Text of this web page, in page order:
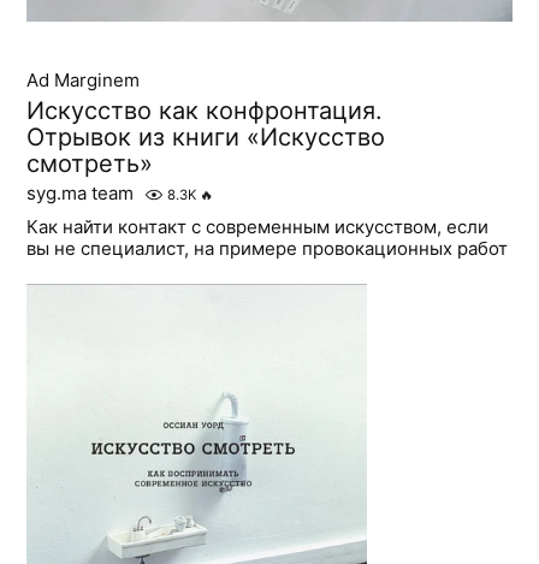
Ad Marginem
Искусство как конфронтация.
Отрывок из книги «Искусство
смотреть»
syg.ma team 8.3K 🔥
Как найти контакт с современным искусством, если
вы не специалист, на примере провокационных работ